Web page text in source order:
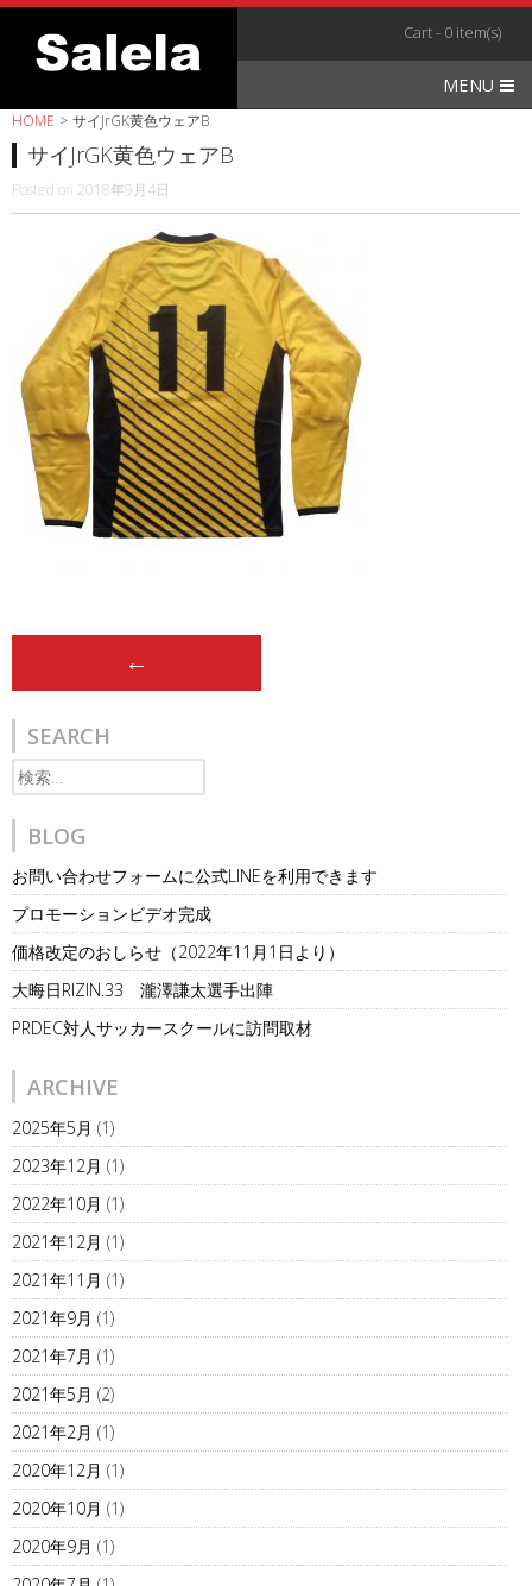
Skip
content
Cart - 0 item(s)
MENU
HOME > サイJrGK黄色ウェアB
サイJrGK黄色ウェアB
Posted on 2018年9月4日
navigation
←
SEARCH
検
索:
BLOG
お問い合わせフォームに公式LINEを利用できます
プロモーションビデオ完成
価格改定のおしらせ（2022年11月1日より）
大晦日RIZIN.33 瀧澤謙太選手出陣
PRDEC対人サッカースクールに訪問取材
ARCHIVE
2025年5月 (1)
2023年12月 (1)
2022年10月 (1)
2021年12月 (1)
2021年11月 (1)
2021年9月 (1)
2021年7月 (1)
2021年5月 (2)
2021年2月 (1)
2020年12月 (1)
2020年10月 (1)
2020年9月 (1)